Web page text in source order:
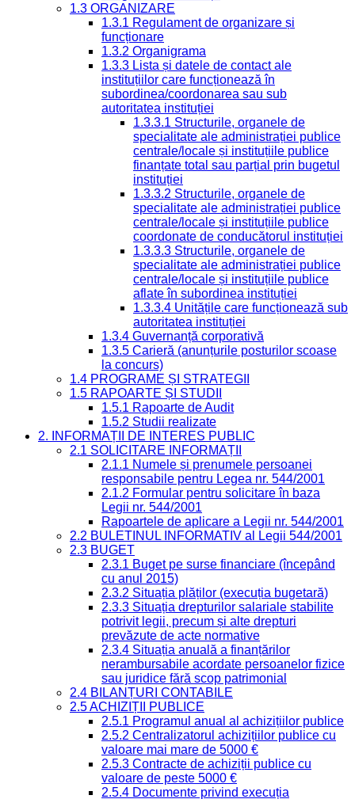
1.3 ORGANIZARE
1.3.1 Regulament de organizare și
funcționare
1.3.2 Organigrama
1.3.3 Lista și datele de contact ale
instituțiilor care funcționează în
subordinea/coordonarea sau sub
autoritatea instituției
1.3.3.1 Structurile, organele de
specialitate ale administrației publice
centrale/locale și instituțiile publice
finanțate total sau parțial prin bugetul
instituției
1.3.3.2 Structurile, organele de
specialitate ale administrației publice
centrale/locale și instituțiile publice
coordonate de conducătorul instituției
1.3.3.3 Structurile, organele de
specialitate ale administrației publice
centrale/locale și instituțiile publice
aflate în subordinea instituției
1.3.3.4 Unitățile care funcționează sub
autoritatea instituției
1.3.4 Guvernanță corporativă
1.3.5 Carieră (anunțurile posturilor scoase
la concurs)
1.4 PROGRAME ȘI STRATEGII
1.5 RAPOARTE ȘI STUDII
1.5.1 Rapoarte de Audit
1.5.2 Studii realizate
2. INFORMAȚII DE INTERES PUBLIC
2.1 SOLICITARE INFORMAȚII
2.1.1 Numele și prenumele persoanei
responsabile pentru Legea nr. 544/2001
2.1.2 Formular pentru solicitare în baza
Legii nr. 544/2001
Rapoartele de aplicare a Legii nr. 544/2001
2.2 BULETINUL INFORMATIV al Legii 544/2001
2.3 BUGET
2.3.1 Buget pe surse financiare (începând
cu anul 2015)
2.3.2 Situația plăților (execuția bugetară)
2.3.3 Situația drepturilor salariale stabilite
potrivit legii, precum și alte drepturi
prevăzute de acte normative
2.3.4 Situația anuală a finanțărilor
nerambursabile acordate persoanelor fizice
sau juridice fără scop patrimonial
2.4 BILANȚURI CONTABILE
2.5 ACHIZIȚII PUBLICE
2.5.1 Programul anual al achizițiilor publice
2.5.2 Centralizatorul achizițiilor publice cu
valoare mai mare de 5000 €
2.5.3 Contracte de achiziții publice cu
valoare de peste 5000 €
2.5.4 Documente privind execuția